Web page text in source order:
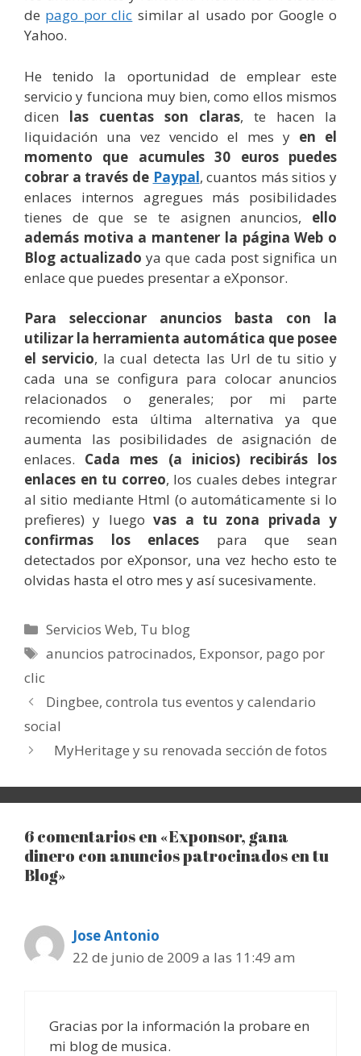
de pago por clic similar al usado por Google o
Yahoo.
He tenido la oportunidad de emplear este
servicio y funciona muy bien, como ellos mismos
dicen las cuentas son claras, te hacen la
liquidación una vez vencido el mes y en el
momento que acumules 30 euros puedes
cobrar a través de Paypal, cuantos más sitios y
enlaces internos agregues más posibilidades
tienes de que se te asignen anuncios, ello
además motiva a mantener la página Web o
Blog actualizado ya que cada post significa un
enlace que puedes presentar a eXponsor.
Para seleccionar anuncios basta con la
utilizar la herramienta automática que posee
el servicio, la cual detecta las Url de tu sitio y
cada una se configura para colocar anuncios
relacionados o generales; por mi parte
recomiendo esta última alternativa ya que
aumenta las posibilidades de asignación de
enlaces. Cada mes (a inicios) recibirás los
enlaces en tu correo, los cuales debes integrar
al sitio mediante Html (o automáticamente si lo
prefieres) y luego vas a tu zona privada y
confirmas los enlaces para que sean
detectados por eXponsor, una vez hecho esto te
olvidas hasta el otro mes y así sucesivamente.
Categorías
Servicios Web, Tu blog
Etiquetas
anuncios patrocinados, Exponsor, pago por
clic
Dingbee, controla tus eventos y calendario
social
MyHeritage y su renovada sección de fotos
6 comentarios en «Exponsor, gana
dinero con anuncios patrocinados en tu
Blog»
Jose Antonio
22 de junio de 2009 a las 11:49 am
Gracias por la información la probare en
mi blog de musica.